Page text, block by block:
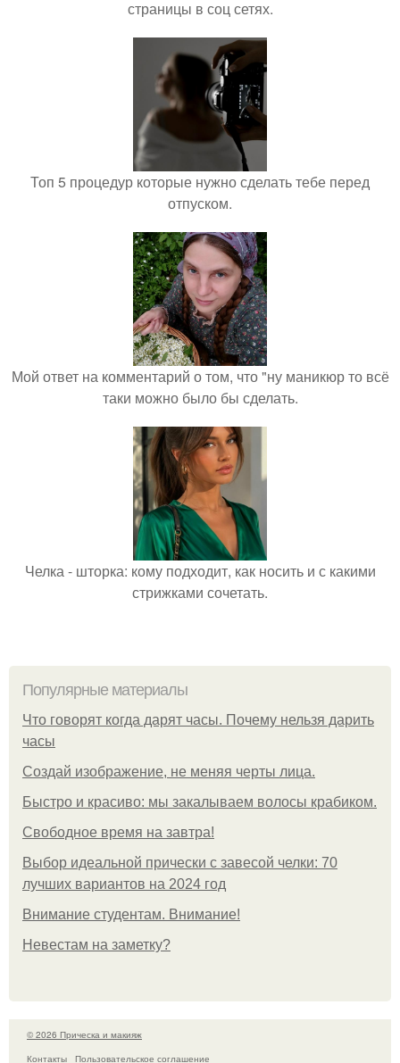
страницы в соц сетях.
Топ 5 процедур которые нужно сделать тебе перед
отпуском.
Мой ответ на комментарий о том, что "ну маникюр то всё
таки можно было бы сделать.
Челка - шторка: кому подходит, как носить и с какими
стрижками сочетать.
Популярные материалы
Что говорят когда дарят часы. Почему нельзя дарить
часы
Создай изображение, не меняя черты лица.
Быстро и красиво: мы закалываем волосы крабиком.
Свободное время на завтра!
Выбор идеальной прически с завесой челки: 70
лучших вариантов на 2024 год
Внимание студентам. Внимание!
Невестам на заметку?
© 2026 Прическа и макияж
Контакты
Пользовательское соглашение